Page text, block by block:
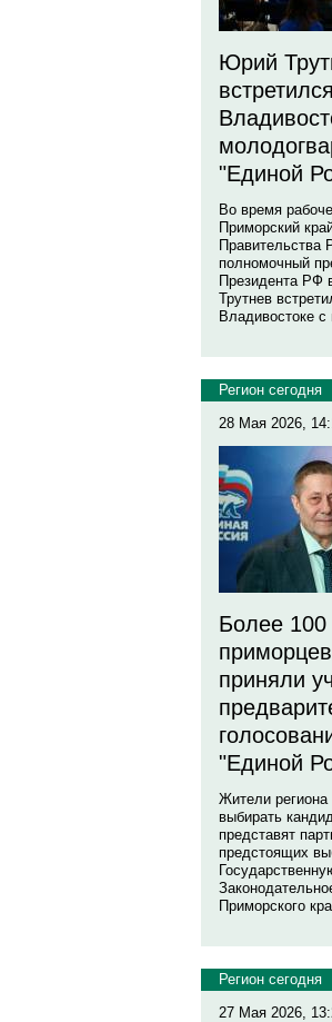
Юрий
"Единой
Во время
Приморский
Правительства
полномочный
Президента
Трутнев
Владивостоке
Регион сегодня
28 Мая 2026,
Более 100
приняли
"Единой
Жители
выбирать
представят
предстоящих
Приморского
Регион сегодня
27 Мая 2026,